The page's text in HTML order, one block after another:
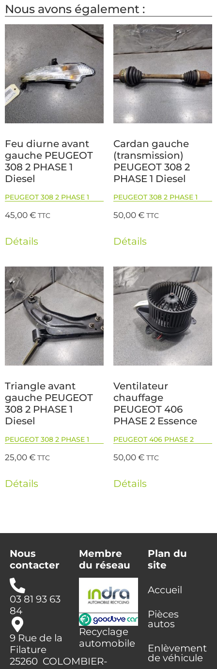
Nous avons également :
Feu diurne avant
gauche PEUGEOT
308 2 PHASE 1
Diesel
PEUGEOT 308 2 PHASE 1
45,00€ TTC
Détails
Cardan gauche
(transmission)
PEUGEOT 308 2
PHASE 1 Diesel
PEUGEOT 308 2 PHASE 1
50,00€ TTC
Détails
Triangle avant
gauche PEUGEOT
308 2 PHASE 1
Diesel
PEUGEOT 308 2 PHASE 1
25,00€ TTC
Détails
Ventilateur
chauffage
PEUGEOT 406
PHASE 2 Essence
PEUGEOT 406 PHASE 2
50,00€ TTC
Détails
Nous
contacter
03 81 93 63
84
9 Rue de la
Filature
25260 COLOMBIER-
Membre
du réseau
Recyclage
automobile
Plan du
site
Accueil
Pièces
autos
Enlèvement
de véhicule